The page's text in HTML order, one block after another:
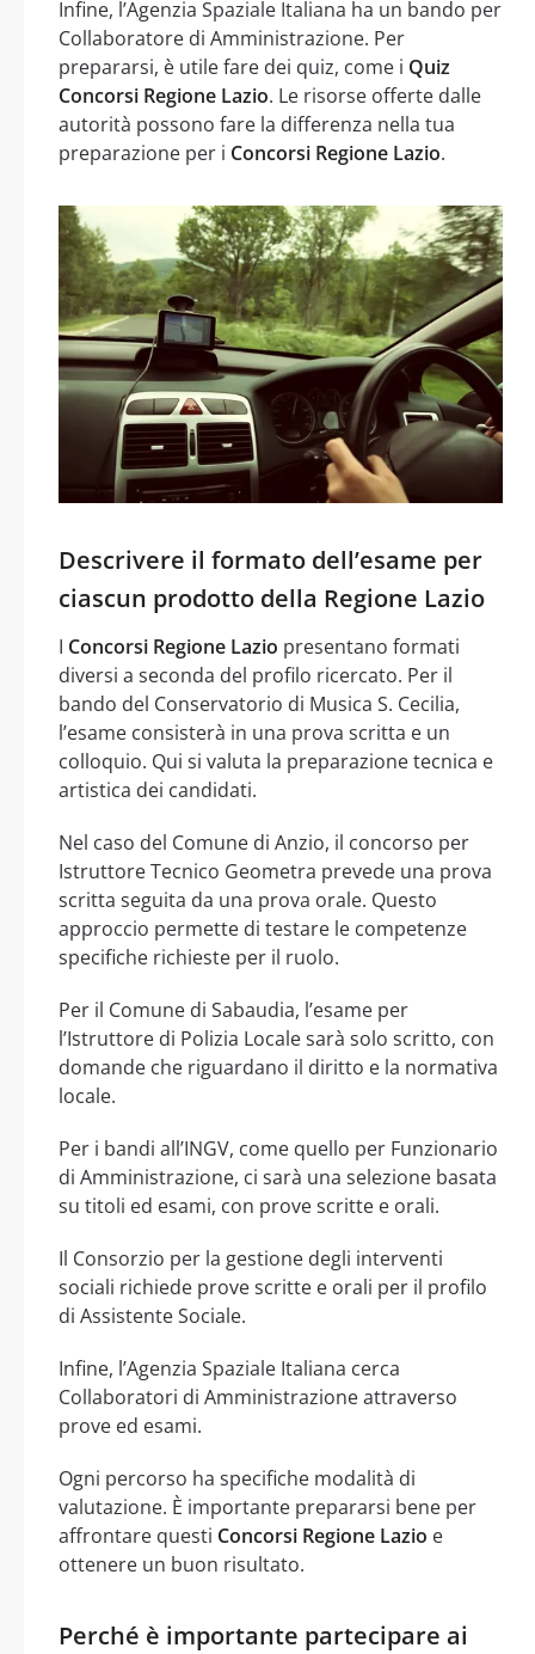
Infine, l’Agenzia Spaziale Italiana ha un bando per
Collaboratore di Amministrazione. Per
prepararsi, è utile fare dei quiz, come i Quiz
Concorsi Regione Lazio. Le risorse offerte dalle
autorità possono fare la differenza nella tua
preparazione per i Concorsi Regione Lazio.
Descrivere il formato dell’esame per
ciascun prodotto della Regione Lazio
I Concorsi Regione Lazio presentano formati
diversi a seconda del profilo ricercato. Per il
bando del Conservatorio di Musica S. Cecilia,
l’esame consisterà in una prova scritta e un
colloquio. Qui si valuta la preparazione tecnica e
artistica dei candidati.
Nel caso del Comune di Anzio, il concorso per
Istruttore Tecnico Geometra prevede una prova
scritta seguita da una prova orale. Questo
approccio permette di testare le competenze
specifiche richieste per il ruolo.
Per il Comune di Sabaudia, l’esame per
l’Istruttore di Polizia Locale sarà solo scritto, con
domande che riguardano il diritto e la normativa
locale.
Per i bandi all’INGV, come quello per Funzionario
di Amministrazione, ci sarà una selezione basata
su titoli ed esami, con prove scritte e orali.
Il Consorzio per la gestione degli interventi
sociali richiede prove scritte e orali per il profilo
di Assistente Sociale.
Infine, l’Agenzia Spaziale Italiana cerca
Collaboratori di Amministrazione attraverso
prove ed esami.
Ogni percorso ha specifiche modalità di
valutazione. È importante prepararsi bene per
affrontare questi Concorsi Regione Lazio e
ottenere un buon risultato.
Perché è importante partecipare ai